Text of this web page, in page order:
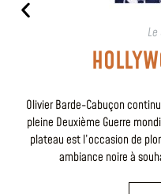
Le
Olivier Barde-Cabuçon
pleine Deuxième Guerre
plateau est l’occasion de
ambiance noire à